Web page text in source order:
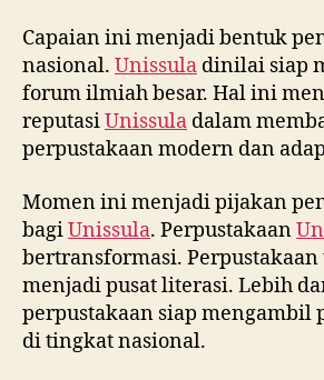
Capaian ini menjadi bentuk
nasional. Unissula dinilai siap
forum ilmiah besar. Hal ini
reputasiUnissula dalam
perpustakaan modern dan
Momen ini menjadi pijakan
bagiUnissula. Perpustakaan
bertransformasi.
menjadi pusat literasi. Lebih
perpustakaan siap mengambil
di tingkat nasional.